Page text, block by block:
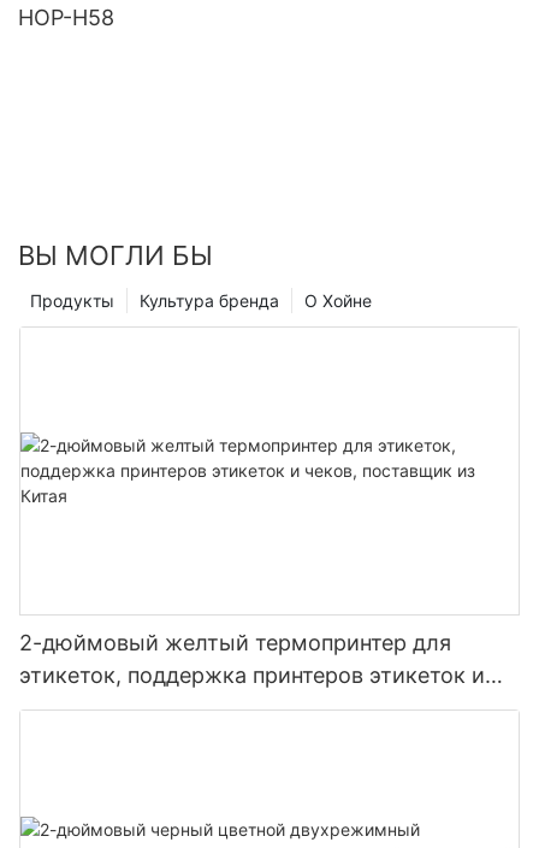
HOP-H58
ВЫ МОГЛИ БЫ
О Хойне
Культура бренда
Продукты
2-дюймовый желтый термопринтер для
этикеток, поддержка принтеров этикеток и
чеков, поставщик из Китая